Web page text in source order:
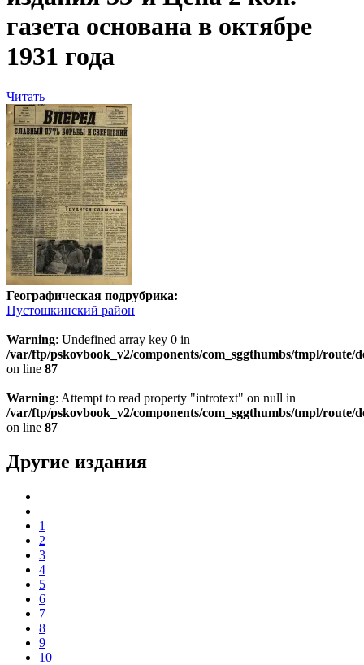
газета основана в октябре
1931 года
Читать
Географическая подрубрика:
Пустошкинский район
Warning: Undefined array key 0 in
/var/ftp/pskovbook_v2/components/com_sggthumbs/tmpl/route/
on line 87
Warning: Attempt to read property "introtext" on null in
/var/ftp/pskovbook_v2/components/com_sggthumbs/tmpl/route/
on line 87
Другие издания
1
2
3
4
5
6
7
8
9
10